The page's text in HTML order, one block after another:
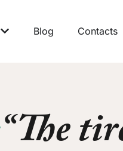
Blog Contacts
“The